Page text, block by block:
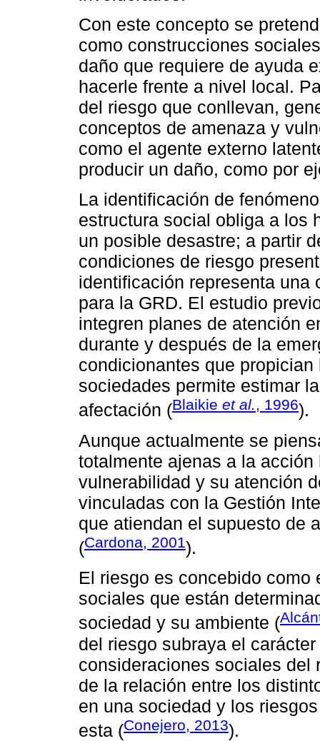
Con este concepto se
como construcciones
daño que requiere de ayuda
hacerle frente a nivel local.
del riesgo que conllevan,
conceptos de amenaza y
como el agente externo
producir un daño, como por
La identificación de
estructura social obliga a los
un posible desastre; a partir
condiciones de riesgo
identificación representa
para la GRD. El estudio
integren planes de atención
durante y después de la
condicionantes que
sociedades permite estimar
afectación (Blaikie et al., 1996).
Aunque actualmente se
totalmente ajenas a la
vulnerabilidad y su atención
vinculadas con la Gestión
que atiendan el supuesto de
(Cardona, 2001).
El riesgo es concebido
sociales que están
sociedad y su ambiente (
del riesgo subraya el
consideraciones sociales del
de la relación entre los
en una sociedad y los
esta (Conejero, 2013).